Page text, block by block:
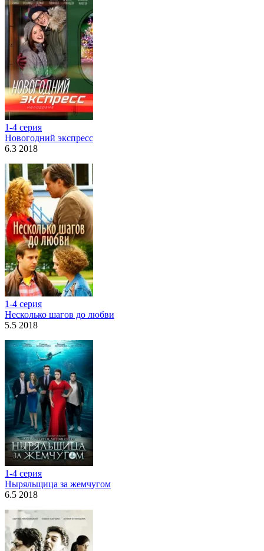
1-4 серия
Новогодний экспресс
6.3 2018
1-4 серия
Несколько шагов до любви
5.5 2018
1-4 серия
Ныряльщица за жемчугом
6.5 2018